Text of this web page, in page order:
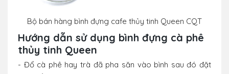
Bộ bán hàng bình đựng cafe thủy tinh Queen CQT
Hướng dẫn sử dụng bình đựng cà phê
thủy tinh Queen
- Đổ cà phê hay trà đã pha săn vào bình sau đó đặt